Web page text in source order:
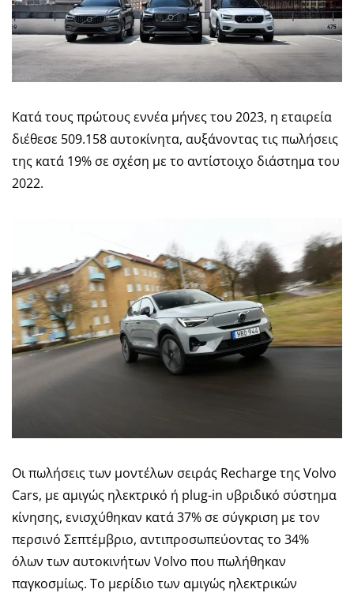
Κατά τους πρώτους εννέα μήνες του 2023, η εταιρεία
διέθεσε 509.158 αυτοκίνητα, αυξάνοντας τις πωλήσεις
της κατά 19% σε σχέση με το αντίστοιχο διάστημα του
2022.
Οι πωλήσεις των μοντέλων σειράς Recharge της Volvo
Cars, με αμιγώς ηλεκτρικό ή plug-in υβριδικό σύστημα
κίνησης, ενισχύθηκαν κατά 37% σε σύγκριση με τον
περσινό Σεπτέμβριο, αντιπροσωπεύοντας το 34%
όλων των αυτοκινήτων Volvo που πωλήθηκαν
παγκοσμίως. Το μερίδιο των αμιγώς ηλεκτρικών